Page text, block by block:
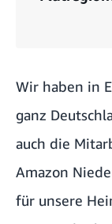
Wir haben in
ganz
auch die
Amazon
für unsere